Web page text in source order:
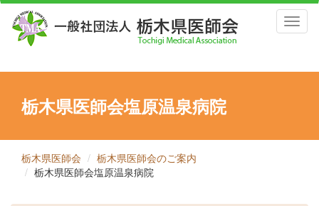
栃木県医師会塩原温泉病院
栃木県医師会
栃木県医師会のご案内
栃木県医師会塩原温泉病院